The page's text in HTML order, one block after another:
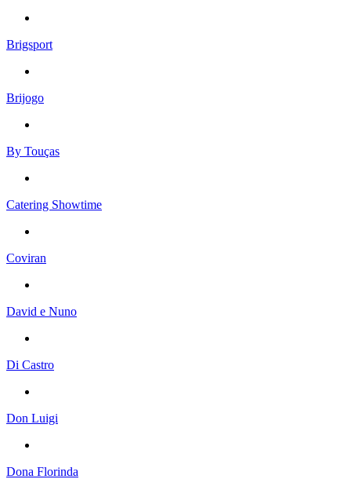
Brigsport
Brijogo
By Touças
Catering Showtime
Coviran
David e Nuno
Di Castro
Don Luigi
Dona Florinda